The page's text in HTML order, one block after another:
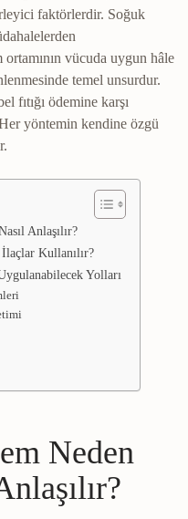
faktörlerdir. Soğuk
ortamının vücuda uygun hâle
temel unsurdur.
fıtığı ödemine karşı
yöntemin kendine özgü
Anlaşılır?
Kullanılır?
Yolları
Neden